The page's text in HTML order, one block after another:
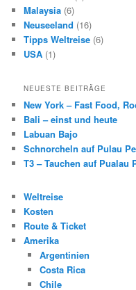
Malaysia (6)
Neuseeland (16)
Tipps Weltreise (6)
USA (1)
NEUESTE BEITRÄGE
New York – Fast Food,
Bali – einst und heute
Labuan Bajo
Schnorcheln auf Pulau
T3 – Tauchen auf Pualau
Weltreise
Kosten
Route & Ticket
Amerika
Argentinien
Costa Rica
Chile